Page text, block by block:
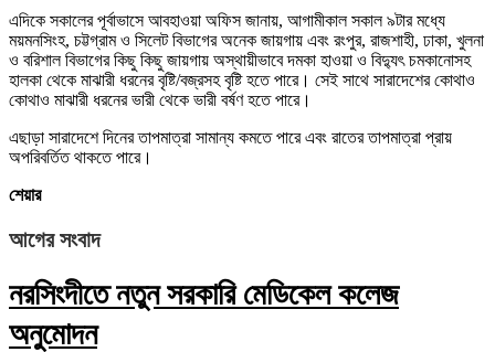
এদিকে সকালের পূর্বাভাসে আবহাওয়া অফিস জানায়, আগামীকাল সকাল ৯টার মধ্যে
ময়মনসিংহ, চট্টগ্রাম ও সিলেট বিভাগের অনেক জায়গায় এবং রংপুর, রাজশাহী, ঢাকা, খুলনা
ও বরিশাল বিভাগের কিছু কিছু জায়গায় অস্থায়ীভাবে দমকা হাওয়া ও বিদ্যুৎ চমকানোসহ
হালকা থেকে মাঝারী ধরনের বৃষ্টি/বজ্রসহ বৃষ্টি হতে পারে। সেই সাথে সারাদেশের কোথাও
কোথাও মাঝারী ধরনের ভারী থেকে ভারী বর্ষণ হতে পারে।
এছাড়া সারাদেশে দিনের তাপমাত্রা সামান্য কমতে পারে এবং রাতের তাপমাত্রা প্রায়
অপরিবর্তিত থাকতে পারে।
শেয়ার
আগের সংবাদ
নরসিংদীতে নতুন সরকারি মেডিকেল কলেজ
অনুমোদন